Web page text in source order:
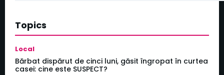
Topics
Local
Bărbat dispărut de cinci luni, găsit îngropat în curtea
casei: cine este SUSPECT?